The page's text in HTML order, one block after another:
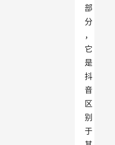
部
分
，
它
是
抖
音
区
别
于